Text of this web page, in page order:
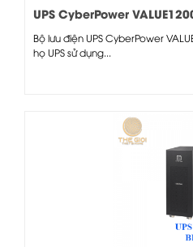
UPS CyberPower
Bộ lưu điện UPS CyberPower
họ UPS sử dụng...